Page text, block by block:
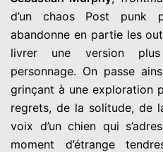
d’un chaos Post punk
abandonne en partie les
livrer une version
personnage. On passe
grinçant à une exploration
regrets, de la solitude, de
voix d’un chien qui
moment d’étrange